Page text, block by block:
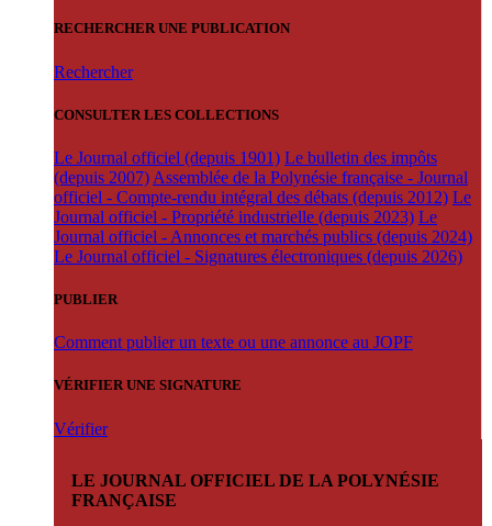
RECHERCHER UNE PUBLICATION
Rechercher
CONSULTER LES COLLECTIONS
Le Journal officiel (depuis 1901) Le bulletin des impôts
(depuis 2007) Assemblée de la Polynésie française - Journal
officiel - Compte-rendu intégral des débats (depuis 2012) Le
Journal officiel - Propriété industrielle (depuis 2023) Le
Journal officiel - Annonces et marchés publics (depuis 2024)
Le Journal officiel - Signatures électroniques (depuis 2026)
PUBLIER
Comment publier un texte ou une annonce au JOPF
VÉRIFIER UNE SIGNATURE
Vérifier
LE JOURNAL OFFICIEL DE LA POLYNÉSIE
FRANÇAISE